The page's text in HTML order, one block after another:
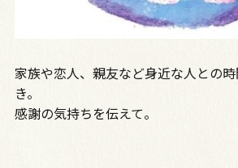
家族や恋人、親友など身近な人との
き。
感謝の気持ちを伝えて。